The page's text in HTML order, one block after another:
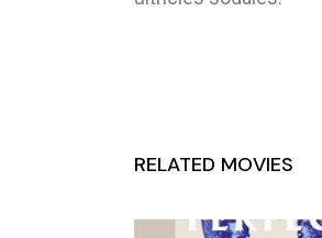
RELATED MOVIES